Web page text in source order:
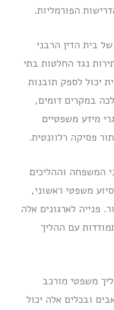
הפורמליות.
בית הדין הרבני
נגד החלטות בתי
יכול לספק תובנות
במקרים דומים,
מידע משפטיים
פסיקה רלוונטית.
המשפחה וההליכים
משפטי ראשוני,
פנייה לארגונים אלה
עם ההליך
משפטי מורכב
ובכלים אלה יכול